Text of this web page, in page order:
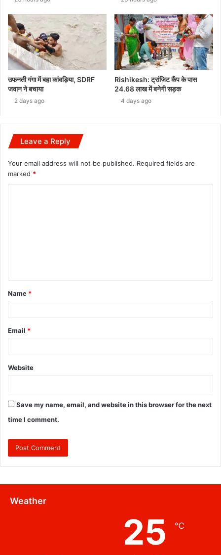
उफनती गंगा में बहा कांवड़िया, SDRF
जवान ने बचाया
2 days ago
Rishikesh: ट्रांजिट कैंप के पास
24.68 लाख में बनेगी सड़क
4 days ago
Leave a Reply
Your email address will not be published. Required fields are
marked *
t
*
Name *
Email *
Website
Save my name, email, and website in this browser for the next
time I comment.
Weather
25 ℃